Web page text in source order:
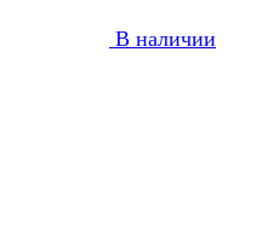
В наличии